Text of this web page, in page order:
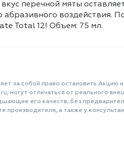
перечной мяты
воздействия.
Total 12! Объем: 75 мл.
за собой право остановить
отличаться от реального
его качеств, без
производителя, а также у